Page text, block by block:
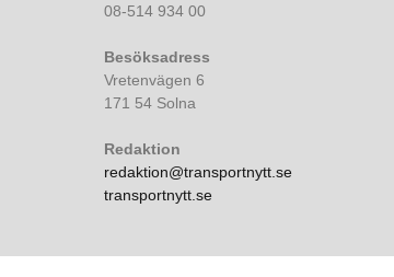
08-514 934 00
Besöksadress
Vretenvägen 6
171 54 Solna
Redaktion
redaktion@transportnytt.se
transportnytt.se